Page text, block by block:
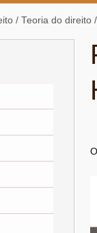
/ Teoria do direito